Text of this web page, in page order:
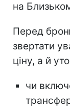
на
Перед
звертати
ціну, а й
чи